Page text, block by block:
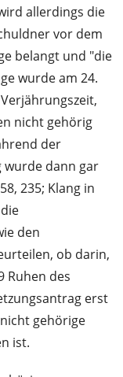
allerdings die
vor dem
belangt und "die
wurde am 24.
nicht gehörig
der
dann gar
235; Klang in
den
ob darin,
Ruhen des
erst
gehörige
ist.